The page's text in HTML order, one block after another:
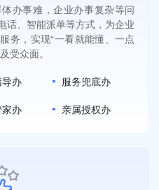
办事难，企业办事复杂等问
话、智能派单等方式，为企业
务，实现“一看就能懂、一点
受众面。
办 服务兜底办
办 亲属授权办